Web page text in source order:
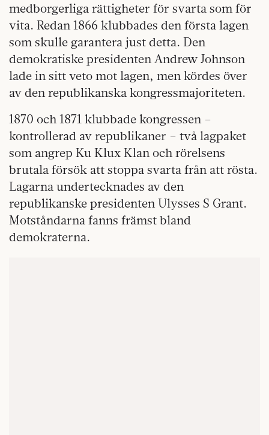
medborgerliga rättigheter för svarta som för
vita. Redan 1866 klubbades den första lagen
som skulle garantera just detta. Den
demokratiske presidenten Andrew Johnson
lade in sitt veto mot lagen, men kördes över
av den republikanska kongressmajoriteten.
1870 och 1871 klubbade kongressen –
kontrollerad av republikaner – två lagpaket
som angrep Ku Klux Klan och rörelsens
brutala försök att stoppa svarta från att rösta.
Lagarna undertecknades av den
republikanske presidenten Ulysses S Grant.
Motståndarna fanns främst bland
demokraterna.